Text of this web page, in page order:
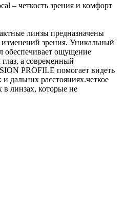
– четкость зрения и комфорт
линзы предназначены
изменений зрения. Уникальный
обеспечивает ощущение
а современный
PROFILE помогает видеть
дальних расстояниях.четкое
в линзах, которые не